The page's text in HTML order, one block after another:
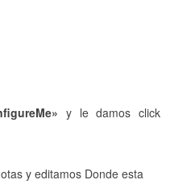
y le damos click
y editamos Donde esta